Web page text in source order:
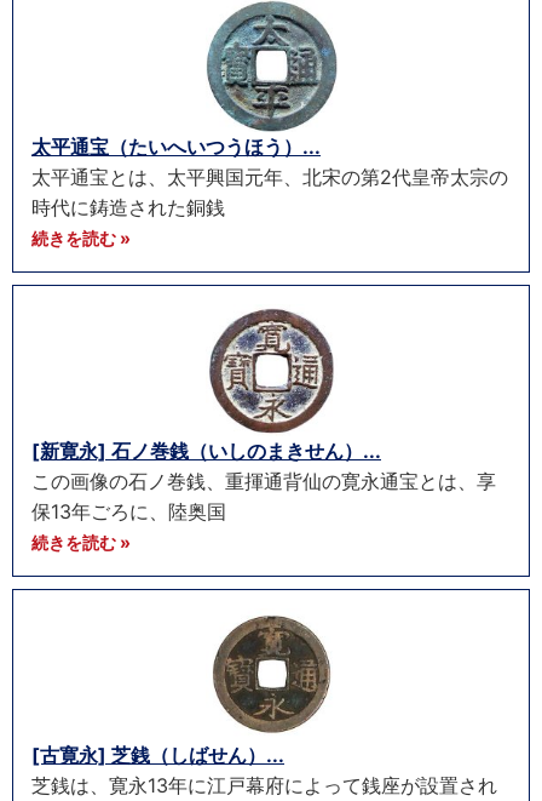
太平通宝（たいへいつうほう）...
太平通宝とは、太平興国元年、北宋の第2代皇帝太宗の
時代に鋳造された銅銭
続きを読む »
[新寛永] 石ノ巻銭（いしのまきせん）...
この画像の石ノ巻銭、重揮通背仙の寛永通宝とは、享
保13年ごろに、陸奥国
続きを読む »
[古寛永] 芝銭（しばせん）...
芝銭は、寛永13年に江戸幕府によって銭座が設置され